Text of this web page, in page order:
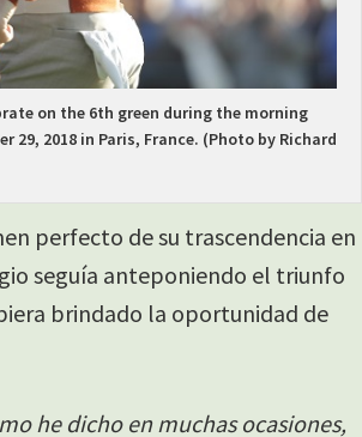
on the 6th green during the morning
2018 in Paris, France. (Photo by Richard
perfecto de su trascendencia en
seguía anteponiendo el triunfo
brindado la oportunidad de
he dicho en muchas ocasiones,